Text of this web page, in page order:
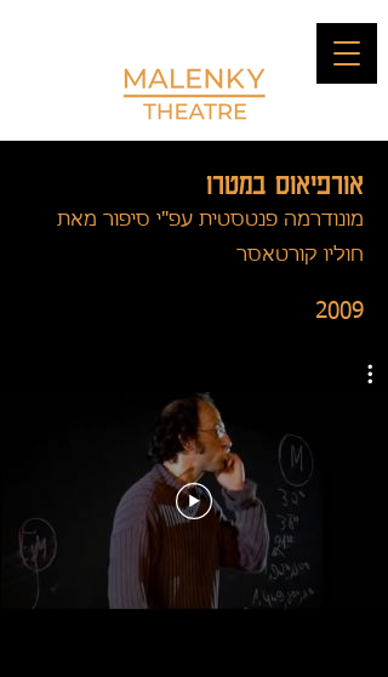
אורפיאוס במטרו
מונודרמה פנטסטית עפ"י סיפור מאת
חוליו קורטאסר
2009